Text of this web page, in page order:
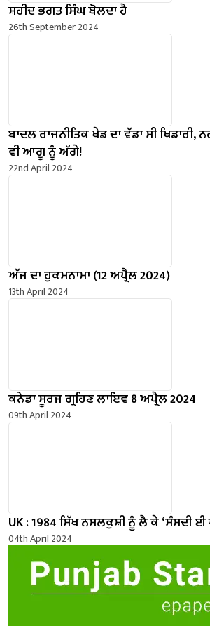
ਸ਼ਹੀਦ ਭਗਤ ਸਿੰਘ ਬੋਲਦਾ ਹੈ
26th September 2024
ਬਾਦਲ ਰਾਜਨੀਤਿਕ ਖੇਡ ਦਾ ਵੱਡਾ ਸੀ ਖਿਡਾਰੀ,
ਵੀ ਆਗੂ ਨੂੰ ਅੱਗੇ!
22nd April 2024
ਅੱਜ ਦਾ ਹੁਕਮਨਾਮਾ (12 ਅਪ੍ਰੈਲ 2024)
13th April 2024
ਕਨੇਡਾ ਸੂਰਜ ਗ੍ਰਹਿਣ ਲਾਇਵ 8 ਅਪ੍ਰੈਲ 2024
09th April 2024
UK : 1984 ਸਿੱਖ ਨਸਲਕੁਸ਼ੀ ਨੂੰ ਲੈ ਕੇ ‘ਸੰਸਦੀ
04th April 2024